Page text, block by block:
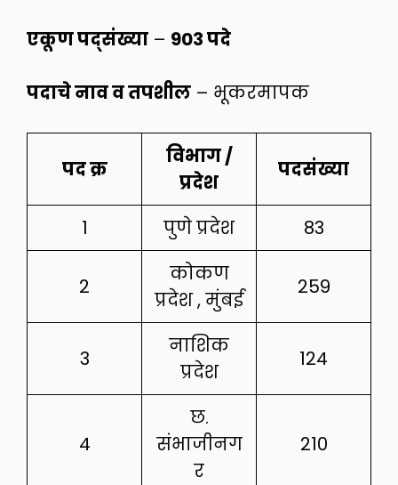
एकूण पद्संख्या – 903 पदे
पदाचे नाव व तपशील – भूकरमापक
पद क्र
विभाग /
प्रदेश
पदसंख्या
1 पुणे प्रदेश 83
2
कोकण
प्रदेश , मुंबई
259
3
नाशिक
प्रदेश
124
4
छ.
संभाजीनग
र
210